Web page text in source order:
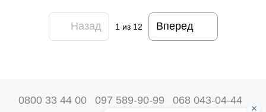
Назад 1 из 12 Вперед
0800 33 44 00 097 589-90-99 068 043-04-44